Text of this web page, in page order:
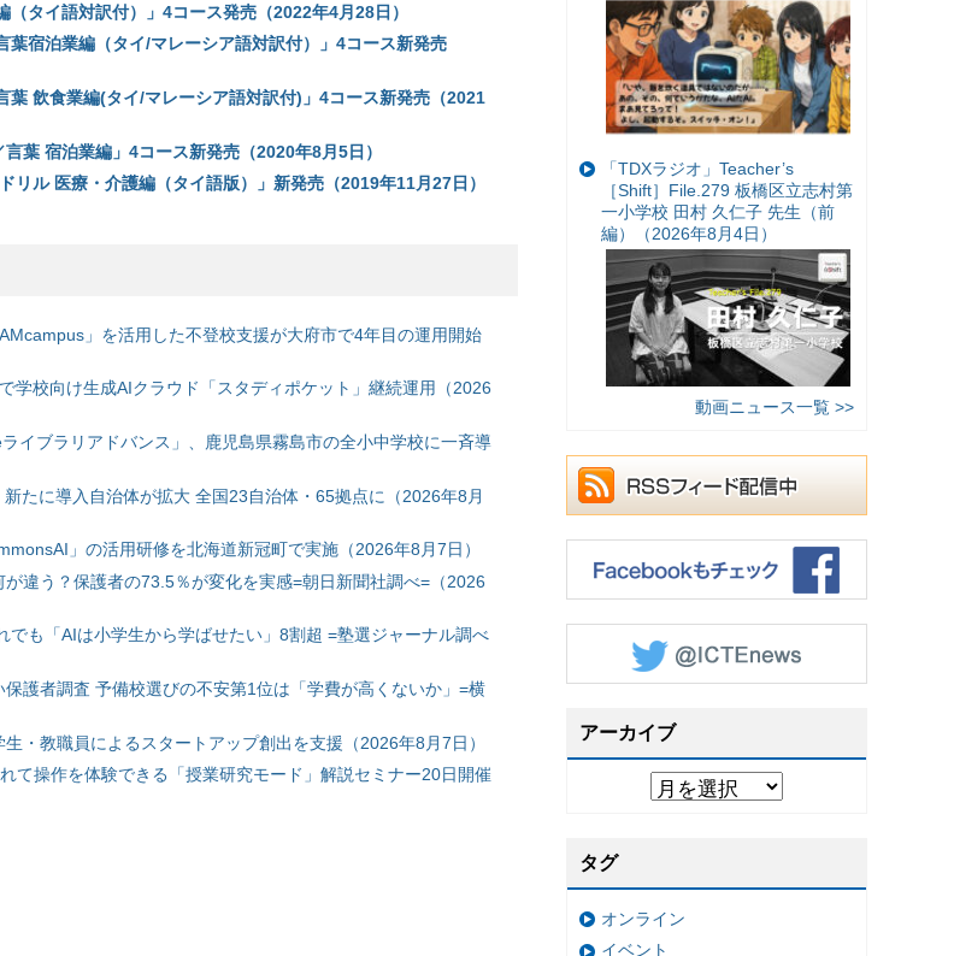
タイ語対訳付）」4コース発売（2022年4月28日）
葉宿泊業編（タイ/マレーシア語対訳付）」4コース新発売
葉 飲食業編(タイ/マレーシア語対訳付)」4コース新発売（2021
葉 宿泊業編」4コース新発売（2020年8月5日）
リル 医療・介護編（タイ語版）」新発売（2019年11月27日）
」を活用した不登校支援が大府市で4年目の運用開始
学校向け生成AIクラウド「スタディポケット」継続運用（2026
イブラリアドバンス」、鹿児島県霧島市の全小中学校に一斉導
たに導入自治体が拡大 全国23自治体・65拠点に（2026年8月
」の活用研修を北海道新冠町で実施（2026年8月7日）
違う？保護者の73.5％が変化を実感=朝日新聞社調べ=（2026
でも「AIは小学生から学ばせたい」8割超 =塾選ジャーナル調べ
護者調査 予備校選びの不安第1位は「学費が高くないか」=横
・教職員によるスタートアップ創出を支援（2026年8月7日）
て操作を体験できる「授業研究モード」解説セミナー20日開催
「TDXラジオ」Teacher’s
［Shift］File.279 板橋区立志村第
一小学校 田村 久仁子 先生（前
編）（2026年8月4日）
動画ニュース一覧 >>
アーカイブ
タグ
オンライン
イベント